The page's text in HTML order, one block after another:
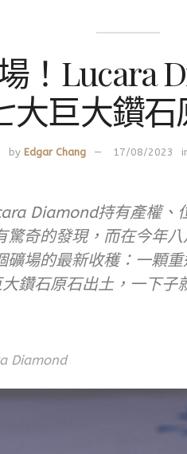
！Lucara
大巨大鑽石
by Edgar Chang 17/08/2023
Diamond持有產權、
驚奇的發現，而在今年
礦場的最新收穫：一顆
鑽石原石出土，一下子
Diamond